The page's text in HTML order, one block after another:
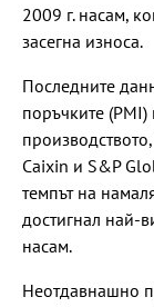
2009 г. насам,
засегна износа.
Последните
поръчките (PMI)
Caixin и S&P
темпът на
достигнал най-
насам.
Неотдавнашно